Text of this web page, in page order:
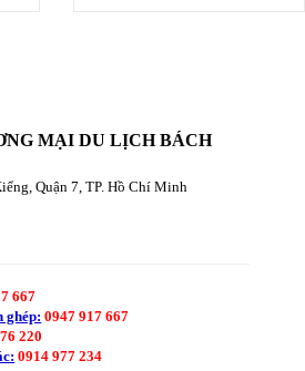
MẠI DU LỊCH BÁCH
Quận 7, TP. Hồ Chí Minh
667
ghép: 0947 917 667
220
0914 977 234